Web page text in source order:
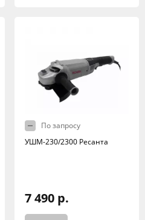
По запросу
УШМ-230/2300 Ресанта
7 490 р.